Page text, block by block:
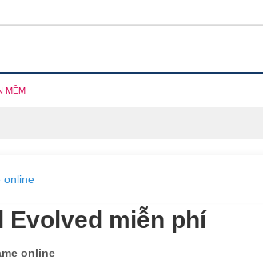
MỀM
online
Evolved miễn phí
online